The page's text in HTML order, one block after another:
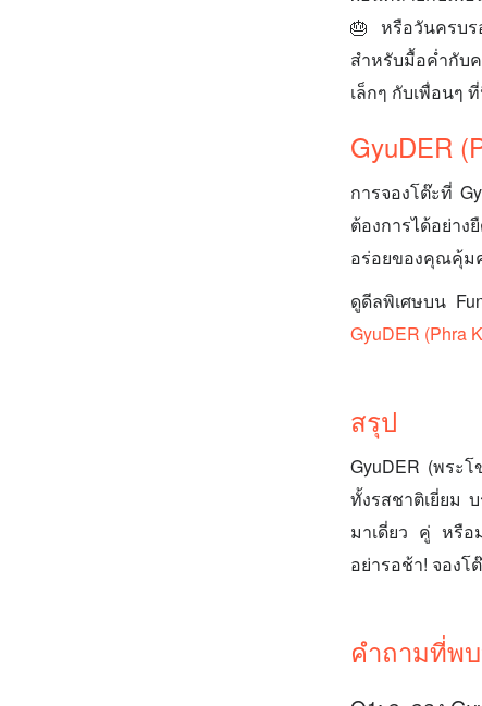
🎂 หรือวันครบร
สำหรับมื้อค่ำกั
เล็กๆ กับเพื่อนๆ
GyuDER
การจองโต๊ะที่
ต้องการได้อย่า
อร่อยของคุณคุ้มค่
ดูดีลพิเศษบน
GyuDER (Phra
สรุป
GyuDER (พระ
ทั้งรสชาติเยี่ยม
มาเดี่ยว คู่ หรือ
อย่ารอช้า! จองโ
คำถามที่พ